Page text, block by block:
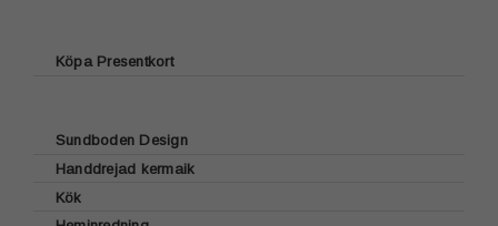
Kundvagn
Köpa Presentkort
Sundboden Design
Glasunderlägg
Brickor
Handdrejad kermaik
Kök